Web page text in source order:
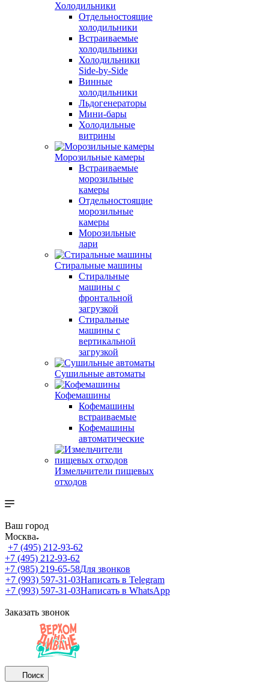
Холодильники
Отдельностоящие
холодильники
Встраиваемые
холодильники
Холодильники
Side-by-Side
Винные
холодильники
Льдогенераторы
Мини-бары
Холодильные
витрины
Морозильные камеры
Встраиваемые
морозильные
камеры
Отдельностоящие
морозильные
камеры
Морозильные
лари
Стиральные машины
Стиральные
машины с
фронтальной
загрузкой
Стиральные
машины с
вертикальной
загрузкой
Сушильные автоматы
Кофемашины
Кофемашины
встраиваемые
Кофемашины
автоматические
Измельчители пищевых
отходов
Ваш город
Москва
+7 (495) 212-93-62
+7 (495) 212-93-62
+7 (985) 219-65-58Для звонков
+7 (993) 597-31-03Написать в Telegram
+7 (993) 597-31-03Написать в WhatsApp
Заказать звонок
Поиск